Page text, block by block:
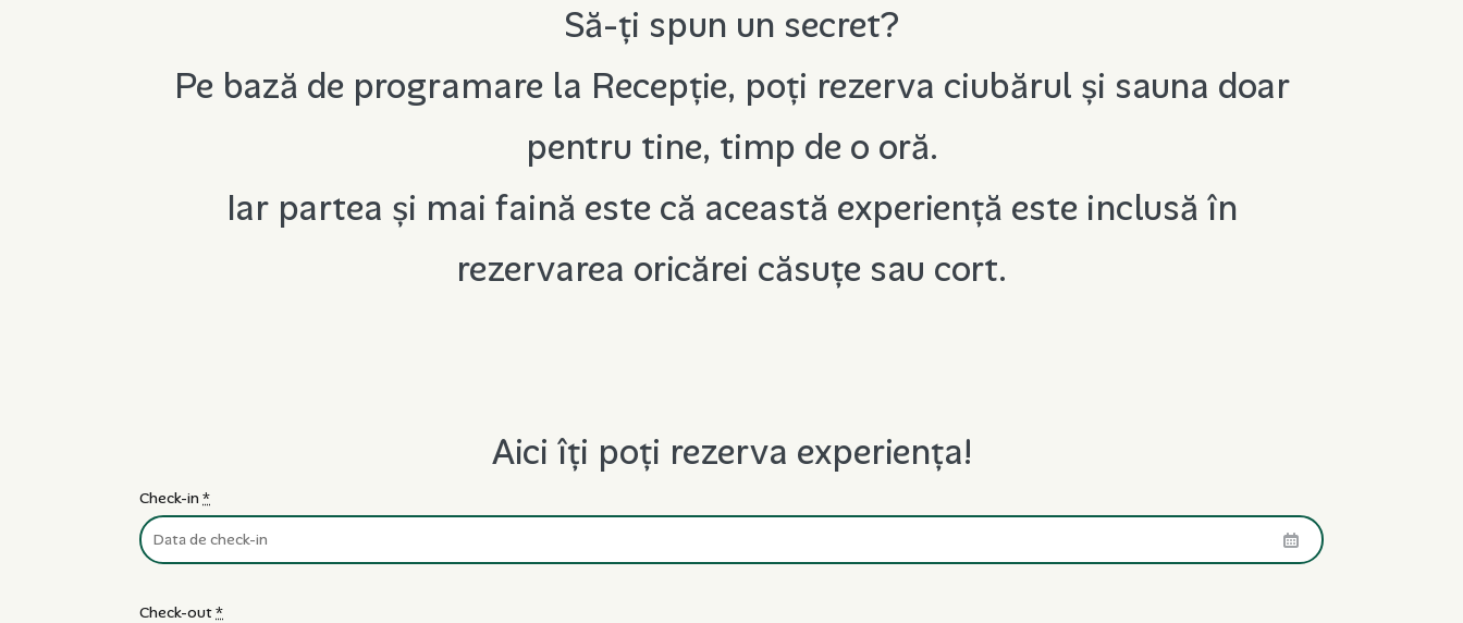
Să-ți spun un secret?
Pe bază de programare la Recepție, poți rezerva ciubărul și sauna doar
pentru tine, timp de o oră.
Iar partea și mai faină este că această experiență este inclusă în
rezervarea oricărei căsuțe sau cort.
Aici îți poți rezerva experiența!
Check-in *
Check-out*